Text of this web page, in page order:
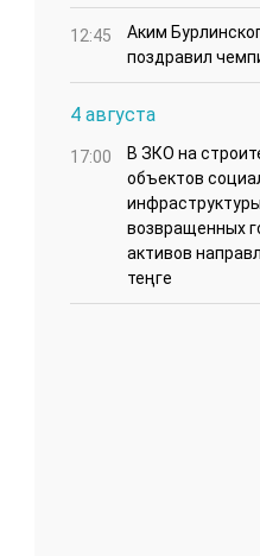
12:45
Аким
поздравил
4 августа
17:00
В ЗКО на
объектов
возвращенных
активов
теңге